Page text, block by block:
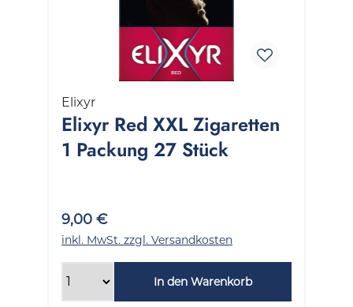
Elixyr
Elixyr Red XXL Zigaretten
1 Packung 27 Stück
9,00 €
inkl. MwSt. zzgl. Versandkosten
In den Warenkorb